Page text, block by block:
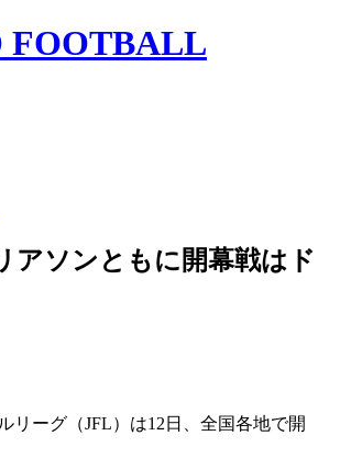
アソンともに開幕戦はド
リーグ（JFL）は12日、全国各地で開